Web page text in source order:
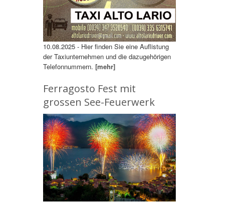
10.08.2025 - Hier finden Sie eine Auflistung
der Taxiunternehmen und die dazugehörigen
Telefonnummern. [mehr]
Ferragosto Fest mit
grossen See-Feuerwerk